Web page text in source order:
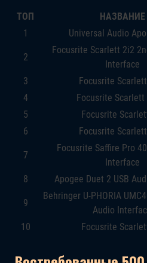
ТОП НАЗВАНИЕ
1
Universal Audio
2
Focusrite Scarlett 2i2
Interface
3 Focusrite
4
Focusrite Scarlett
5
Focusrite
6
Focusrite
7
Focusrite Saffire Pro
Interface
8 Apogee Duet 2 USB
9
Behringer U-PHORIA
Audio
10 Focusrite